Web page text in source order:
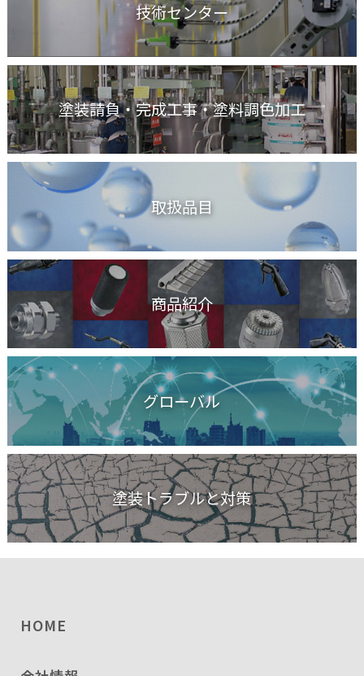
技術センター
塗装請負・完成工事・塗料調色加工
取扱品目
商品紹介
グローバル
塗装トラブルと対策
HOME